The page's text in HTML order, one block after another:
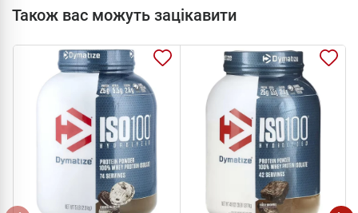
Також вас можуть зацікавити